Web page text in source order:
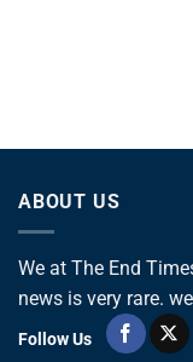
ABOUT US
We at The End
news is very rare.
Follow Us